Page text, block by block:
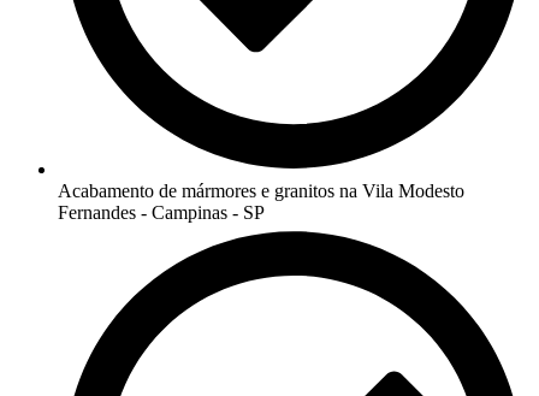
Acabamento de mármores e granitos na Vila Modesto
Fernandes - Campinas - SP